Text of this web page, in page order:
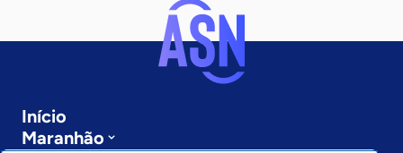
Início
Maranhão